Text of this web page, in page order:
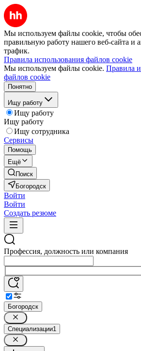
Мы используем файлы cookie, чтобы
правильную работу нашего веб-сайта и
трафик.
Правила использования файлов cookie
Мы используем файлы cookie. Правила
файлов cookie
Понятно
Ищу работу
Ищу работу
Ищу работу
Ищу сотрудника
Сервисы
Помощь
Ещё
Поиск
Богородск
Войти
Войти
Создать резюме
Профессия, должность или компания
Богородск
Специализации1